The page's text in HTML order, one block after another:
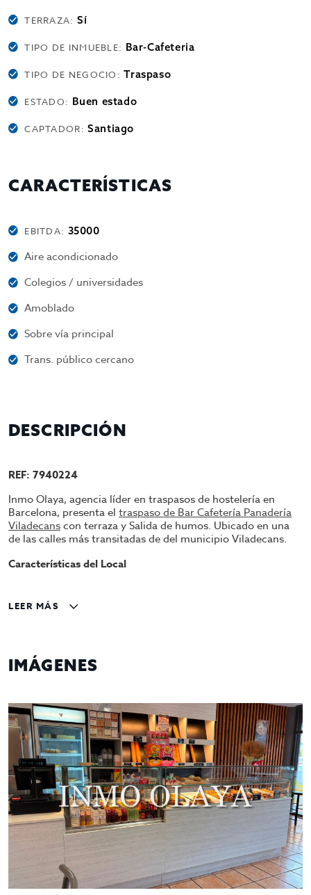
TERRAZA: Sí
TIPO DE INMUEBLE: Bar-Cafeteria
TIPO DE NEGOCIO:Traspaso
ESTADO: Buen estado
CAPTADOR:Santiago
CARACTERÍSTICAS
EBITDA: 35000
Aire acondicionado
Colegios / universidades
Amoblado
Sobre vía principal
Trans. público cercano
DESCRIPCIÓN
REF: 7940224
Inmo Olaya, agencia líder en traspasos de hostelería en
Barcelona, presenta el traspaso de Bar Cafetería Panadería
Viladecanscon terraza y Salida de humos. Ubicado en una
de las calles más transitadas de del municipio Viladecans.
Características del Local
para maximizar su funcionalidad.
flujo constante de clientes tanto locales como
turistas. El local está ubicado a escasos metros de
paso de peatones.
Buena oportunidad de mercado: el local es una
buena oportunidad de mercado para hacer realidad
tu proyecto en el mundo de la hostelería.
Dispone de terraza exterior: actualmente dispone
de una terraza de 6 mesas.
Excelente visibilidad: Una ubicación que garantiza
un excelente visibilidad, es una avenida ancha y con
buena fachada.
Salida de humos
Permite ampliar la oferta
gastronómica al posibilitar el uso de planchas,
hornos, freidoras u otros equipos de cocina en
LEER MÁS
IMÁGENES